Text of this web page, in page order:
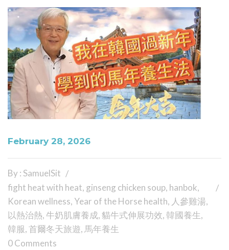
February 28, 2026
By : SamuelSit
fight heat with heat, ginseng chicken soup, hanbok,
Korean wellness, Year of the Horse health, 人參雞湯,
以熱治熱,牛奶肌膚養成,貓牛式伸展功效,韓國養生,
韓服,首爾冬天旅遊,馬年養生
0 Comments